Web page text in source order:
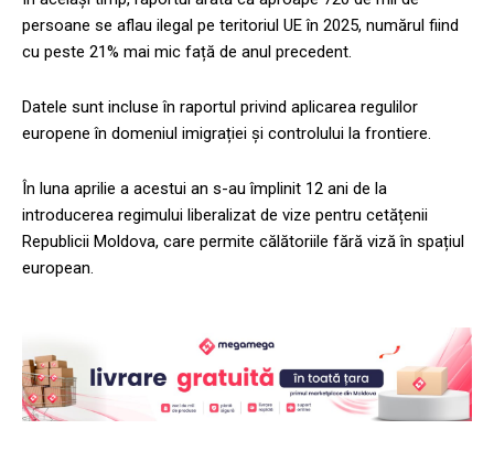
persoane se aflau ilegal pe teritoriul UE în 2025, numărul fiind
cu peste 21% mai mic față de anul precedent.
Datele sunt incluse în raportul privind aplicarea regulilor
europene în domeniul imigrației și controlului la frontiere.
În luna aprilie a acestui an s-au împlinit 12 ani de la
introducerea regimului liberalizat de vize pentru cetățenii
Republicii Moldova, care permite călătoriile fără viză în spațiul
european.